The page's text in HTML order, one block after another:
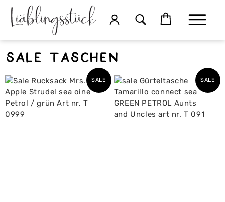
SALE Taschen
SALE SALE